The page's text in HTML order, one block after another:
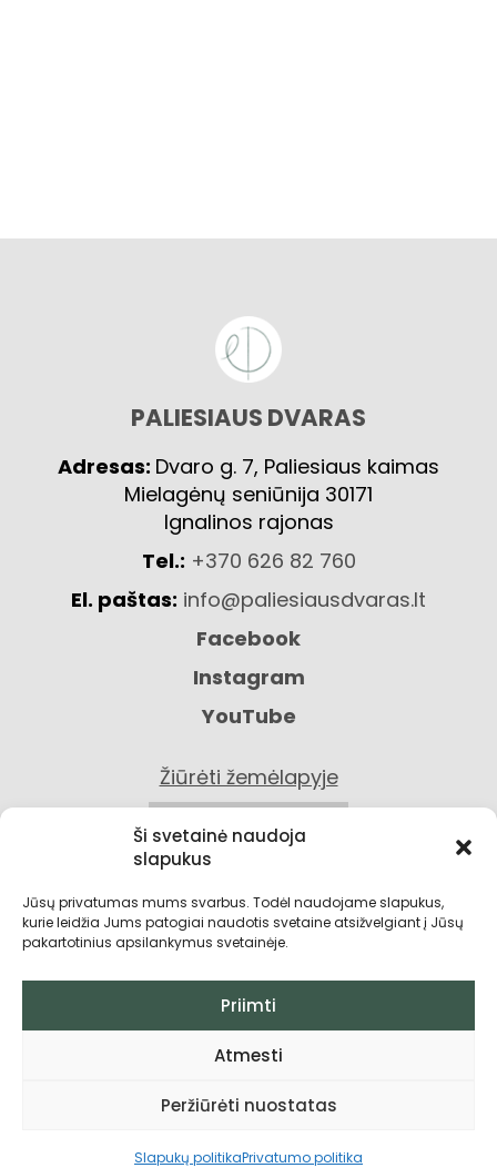
Ši svetainė naudoja
slapukus
Jūsų privatumas mums svarbus. Todėl naudojame slapukus,
kurie leidžia Jums patogiai naudotis svetaine atsižvelgiant į Jūsų
pakartotinius apsilankymus svetainėje.
Priimti
Atmesti
Peržiūrėti nuostatas
Slapukų politikaPrivatumo politika
PALIESIAUS DVARAS
Adresas: Dvaro g. 7, Paliesiaus kaimas
Mielagėnų seniūnija 30171
Ignalinos rajonas
Tel.: +370 626 82 760
El. paštas: info@paliesiausdvaras.lt
Facebook
Instagram
YouTube
Žiūrėti žemėlapyje
KONTAKTAI
Privatumo politika
Pirkimo taisyklės ir sąlygos
Visos teisės saugomos © 2026